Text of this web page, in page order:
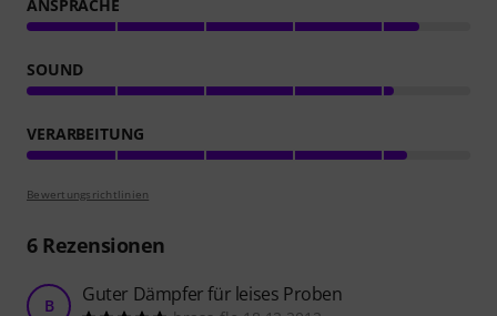
ANSPRACHE
SOUND
VERARBEITUNG
Bewertungsrichtlinien
6Rezensionen
B Guter Dämpfer für leises Proben